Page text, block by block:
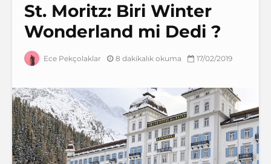
St. Moritz: Biri Winter
Wonderland mi Dedi ?
Ece Pekçolaklar 8 dakikalık okuma 17/02/2019